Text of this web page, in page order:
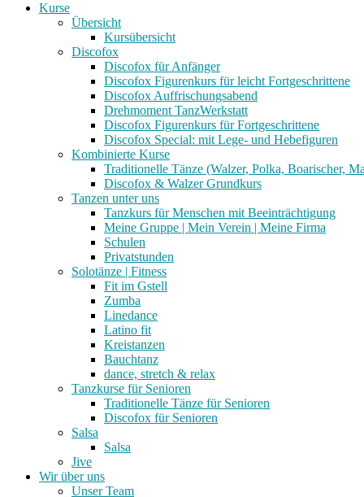
Kurse
Übersicht
Kursübersicht
Discofox
Discofox für Anfänger
Discofox Figurenkurs für leicht Fortgeschrittene
Discofox Auffrischungsabend
Drehmoment TanzWerkstatt
Discofox Figurenkurs für Fortgeschrittene
Discofox Special: mit Lege- und Hebefiguren
Kombinierte Kurse
Traditionelle Tänze (Walzer, Polka, Boarischer,
Discofox & Walzer Grundkurs
Tanzen unter uns
Tanzkurs für Menschen mit Beeinträchtigung
Meine Gruppe | Mein Verein | Meine Firma
Schulen
Privatstunden
Solotänze | Fitness
Fit im Gstell
Zumba
Linedance
Latino fit
Kreistanzen
Bauchtanz
dance, stretch & relax
Tanzkurse für Senioren
Traditionelle Tänze für Senioren
Discofox für Senioren
Salsa
Salsa
Jive
Wir über uns
Unser Team